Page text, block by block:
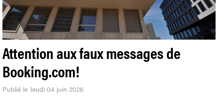
Attention aux faux messages de
Booking.com!
Publié le Jeudi 04 juin 2026